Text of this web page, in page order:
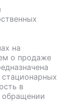
на
о продаже
в
обращении